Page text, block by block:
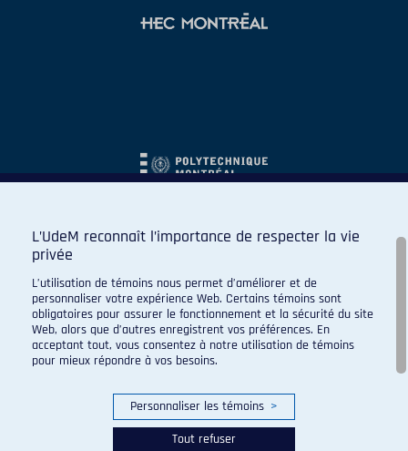
L’UdeM reconnaît l’importance de respecter la vie
privée
L’utilisation de témoins nous permet d’améliorer et de
personnaliser votre expérience Web. Certains témoins sont
obligatoires pour assurer le fonctionnement et la sécurité du site
Web, alors que d’autres enregistrent vos préférences. En
acceptant tout, vous consentez à notre utilisation de témoins
pour mieux répondre à vos besoins.
Personnaliser les témoins >
Tout refuser